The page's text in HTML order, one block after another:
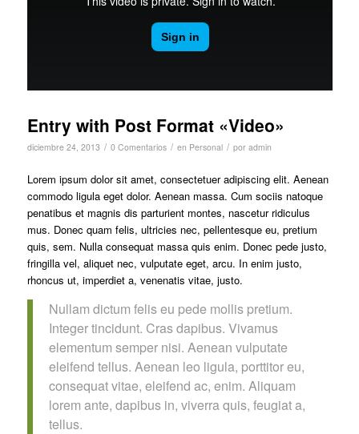
Entry with Post Format «Video»
diciembre 24, 2013 / 0 Comentarios / en Personal / por admin
Lorem ipsum dolor sit amet, consectetuer adipiscing elit. Aenean
commodo ligula eget dolor. Aenean massa. Cum sociis natoque
penatibus et magnis dis parturient montes, nascetur ridiculus
mus. Donec quam felis, ultricies nec, pellentesque eu, pretium
quis, sem. Nulla consequat massa quis enim. Donec pede justo,
fringilla vel, aliquet nec, vulputate eget, arcu. In enim justo,
rhoncus ut, imperdiet a, venenatis vitae, justo.
Nullam dictum felis eu pede mollis pretium.
Integer tincidunt. Cras dapibus. Vivamus
elementum semper nisi. Aenean vulputate
eleifend tellus. Aenean leo ligula, porttitor eu,
consequat vitae, eleifend ac, enim. Aliquam
lorem ante, dapibus in, viverra quis, feugiat a,
tellus.